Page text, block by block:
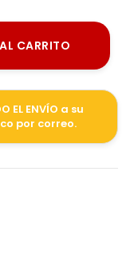
CARRITO
EL ENVÍO a su
por correo.